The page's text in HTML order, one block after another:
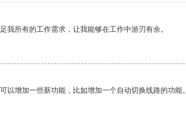
我所有的工作需求，让我能够在工作中游刃有余。
以增加一些新功能，比如增加一个自动切换线路的功能。